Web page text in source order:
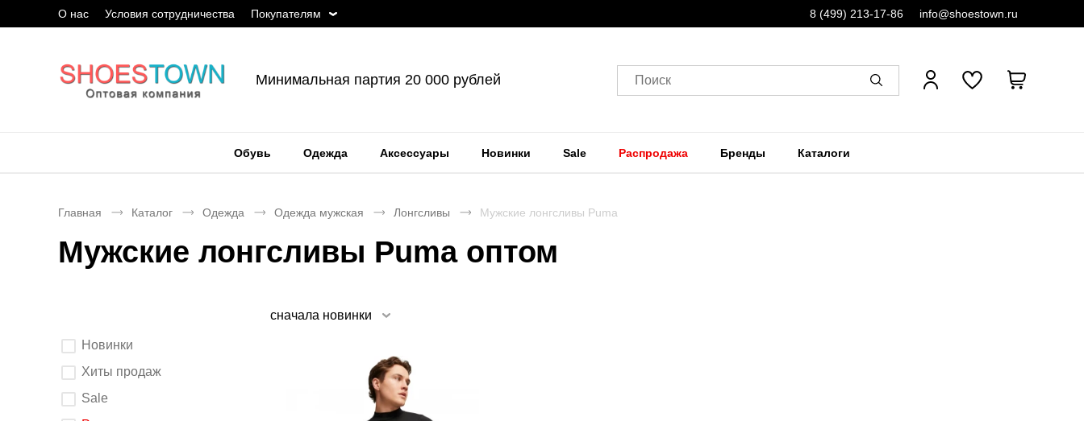
О нас Условия сотрудничества Покупателям 8 (499) 213-17-86 info@shoestown.ru
Минимальная партия 20 000 рублей Поиск
Обувь Одежда Аксессуары Новинки Sale Распродажа Бренды Каталоги
Главная Каталог Одежда Одежда мужская Лонгсливы Мужские лонгсливы Puma
Мужские лонгсливы Puma оптом
Выберите
параметры
После
изменения
элемента
ввода
Новинки
Хиты продаж
Sale
сначала новинки